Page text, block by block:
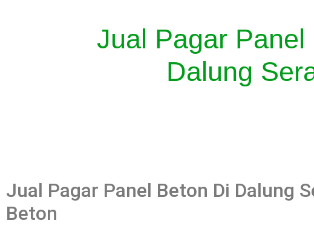
Jual Pagar Panel
Dalung
Jual Pagar Panel Beton Di Dalung
Beton